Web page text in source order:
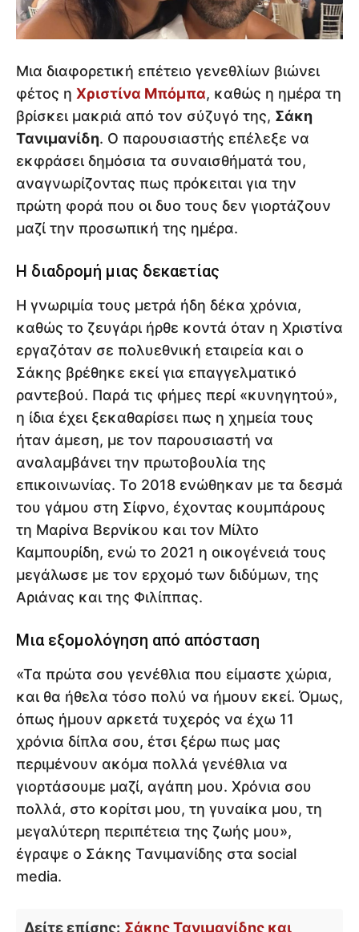
Μια διαφορετική επέτειο γενεθλίων βιώνει
φέτος η Χριστίνα Μπόμπα, καθώς η ημέρα τη
βρίσκει μακριά από τον σύζυγό της, Σάκη
Τανιμανίδη. Ο παρουσιαστής επέλεξε να
εκφράσει δημόσια τα συναισθήματά του,
αναγνωρίζοντας πως πρόκειται για την
πρώτη φορά που οι δυο τους δεν γιορτάζουν
μαζί την προσωπική της ημέρα.
Η διαδρομή μιας δεκαετίας
Η γνωριμία τους μετρά ήδη δέκα χρόνια,
καθώς το ζευγάρι ήρθε κοντά όταν η Χριστίνα
εργαζόταν σε πολυεθνική εταιρεία και ο
Σάκης βρέθηκε εκεί για επαγγελματικό
ραντεβού. Παρά τις φήμες περί «κυνηγητού»,
η ίδια έχει ξεκαθαρίσει πως η χημεία τους
ήταν άμεση, με τον παρουσιαστή να
αναλαμβάνει την πρωτοβουλία της
επικοινωνίας. Το 2018 ενώθηκαν με τα δεσμά
του γάμου στη Σίφνο, έχοντας κουμπάρους
τη Μαρίνα Βερνίκου και τον Μίλτο
Καμπουρίδη, ενώ το 2021 η οικογένειά τους
μεγάλωσε με τον ερχομό των διδύμων, της
Αριάνας και της Φιλίππας.
Μια εξομολόγηση από απόσταση
«Τα πρώτα σου γενέθλια που είμαστε χώρια,
και θα ήθελα τόσο πολύ να ήμουν εκεί. Όμως,
όπως ήμουν αρκετά τυχερός να έχω 11
χρόνια δίπλα σου, έτσι ξέρω πως μας
περιμένουν ακόμα πολλά γενέθλια να
γιορτάσουμε μαζί, αγάπη μου. Χρόνια σου
πολλά, στο κορίτσι μου, τη γυναίκα μου, τη
μεγαλύτερη περιπέτεια της ζωής μου»,
έγραψε ο Σάκης Τανιμανίδης στα social
media.
Δείτε επίσης: Σάκης Τανιμανίδης και